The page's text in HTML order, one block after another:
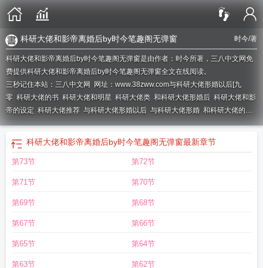
时今/著
科研大佬和影帝离婚后by时今笔趣阁无弹窗
科研大佬和影帝离婚后by时今笔趣阁无弹窗是由作者：时今所著，三八中文网免
费提供科研大佬和影帝离婚后by时今笔趣阁无弹窗全文在线阅读。
三秒记住本站：三八中文网 网址：www.38zww.com与科研大佬形婚以后[九
零 科研大佬的书 科研大佬和明星 科研大佬类 和科研大佬形婚后 科研大佬和影
帝的设定 科研大佬推荐 与科研大佬形婚以后 与科研大佬形婚 和科研大佬的恋
爱日常
科研大佬和影帝离婚后by时今笔趣阁无弹窗最新章节
第73节 第72节
第71节 第70节
第69节 第68节
第67节 第66节
第65节 第64节
第63节 第62节